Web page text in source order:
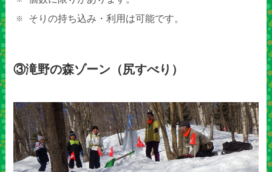
そりの持ち込み・利用は可能です。
③滝野の森ゾーン（尻すべり）